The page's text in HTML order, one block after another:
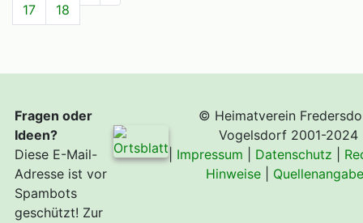
17
18
Fragen oder
Ideen?
Diese E-Mail-
Adresse ist vor
Spambots
geschützt! Zur
© Heimatverein
Vogelsdorf 2001-2024
Impressum Datenschutz
Hinweise|